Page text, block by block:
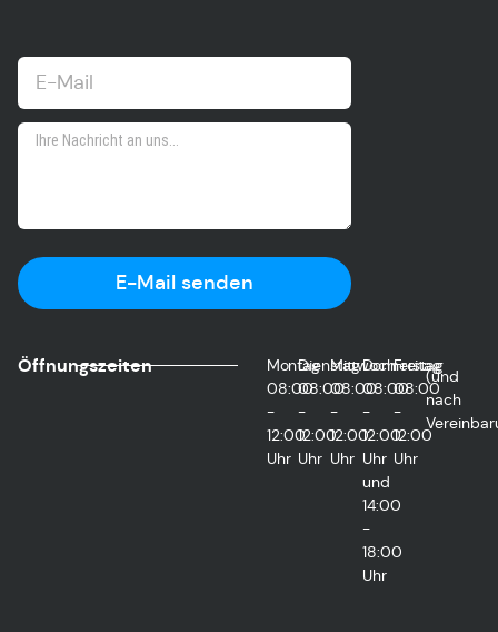
E-Mail senden
Öffnungszeiten
Montag
08:00
-
12:00
Uhr
Dienstag
08:00
-
12:00
Uhr
Mittwoch
08:00
-
12:00
Uhr
Donnerstag
08:00
-
12:00
Uhr
und
14:00
-
18:00
Uhr
Freitag
08:00
-
12:00
Uhr
(und
nach